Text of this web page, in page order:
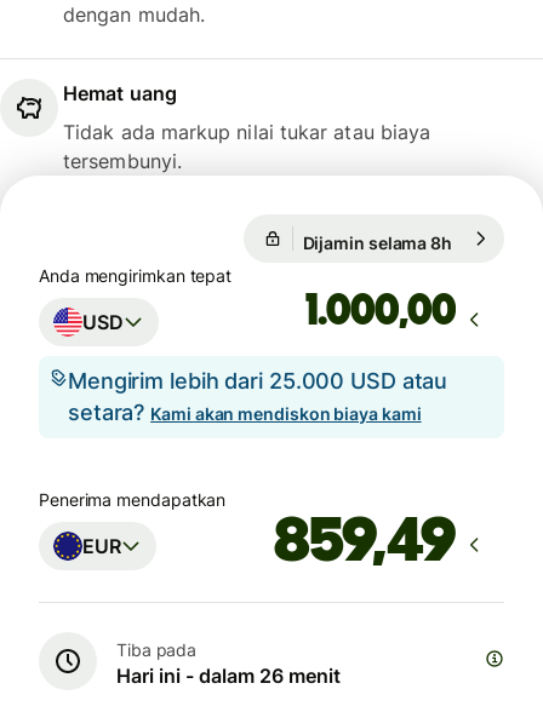
dengan mudah.
Hemat uang
Tidak ada markup nilai tukar atau biaya
tersembunyi.
1 USD = 0,8681 EUR
Anda mengirimkan tepat
USD ,00
Mengirim lebih dari 25.000 USD atau
setara? Kami akan mendiskon biaya kami
Penerima mendapatkan
EUR
Tiba pada
Hari ini - dalam 26 menit